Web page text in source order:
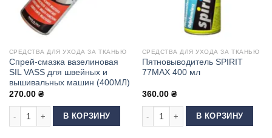
СРЕДСТВА ДЛЯ УХОДА ЗА ТКАНЬЮ
Спрей-смазка вазелиновая
SIL VASS для швейных и
вышивальных машин (400МЛ)
270.00 ₴
Количество товара Спрей-смазка вазелиновая SIL VASS для
В КОРЗИНУ
СРЕДСТВА ДЛЯ УХОДА ЗА ТКАНЬЮ
Пятновыводитель SPIRIT
77MAX 400 мл
360.00 ₴
Количество товара
В КОРЗИНУ